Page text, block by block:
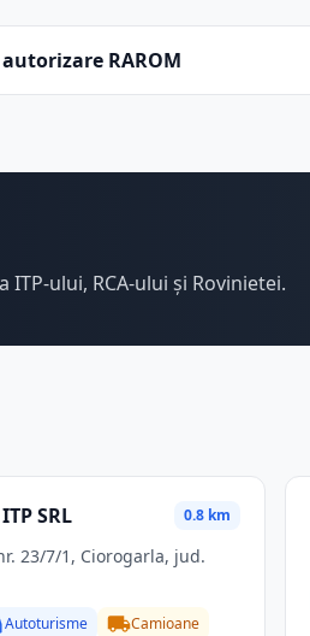
RAROM
ului, RCA-ului și Rovinietei.
SRL 0.8 km
Autoturisme Camioane